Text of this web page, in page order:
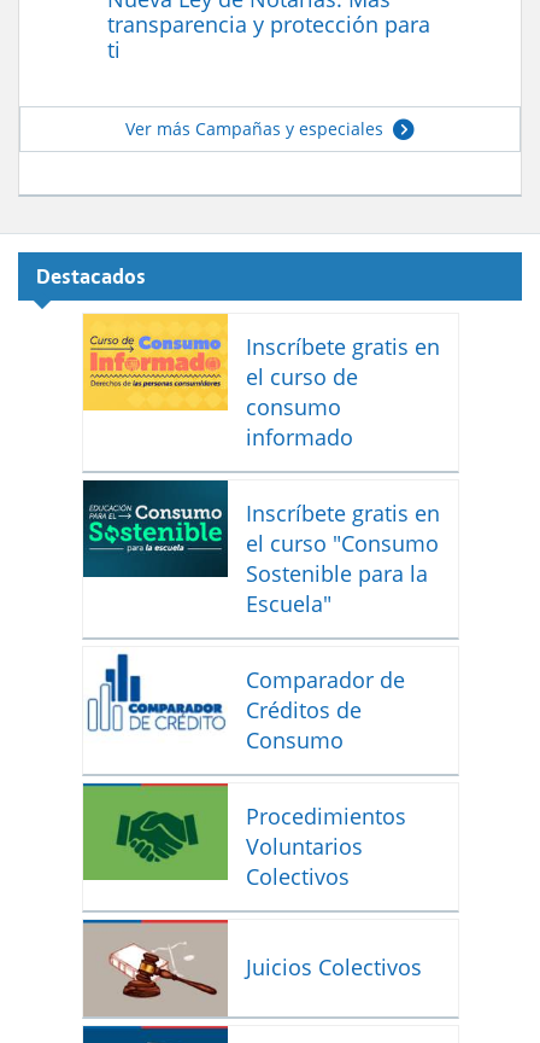
transparencia y protección para
ti
Ver más Campañas y especiales
Destacados
Inscríbete gratis en
el curso de
consumo
informado
Inscríbete gratis en
el curso "Consumo
Sostenible para la
Escuela"
Comparador de
Créditos de
Consumo
Procedimientos
Voluntarios
Colectivos
Juicios Colectivos